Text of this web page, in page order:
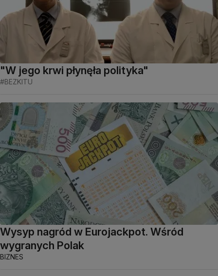
"W jego krwi płynęła polityka"
#BEZKITU
Wysyp nagród w Eurojackpot. Wśród
wygranych Polak
BIZNES